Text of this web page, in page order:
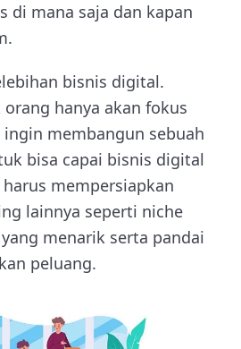
di mana saja dan kapan
bisnis digital.
hanya akan fokus
membangun sebuah
bisa capai bisnis digital
mempersiapkan
lainnya seperti niche
menarik serta pandai
peluang.